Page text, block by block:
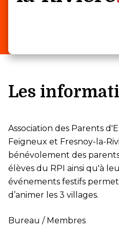
Les
Association des Parents
Feigneux et Fresnoy-la-
bénévolement des
élèves du RPI ainsi qu'à
événements festifs
d’animer les 3 villages.
Bureau / Membres